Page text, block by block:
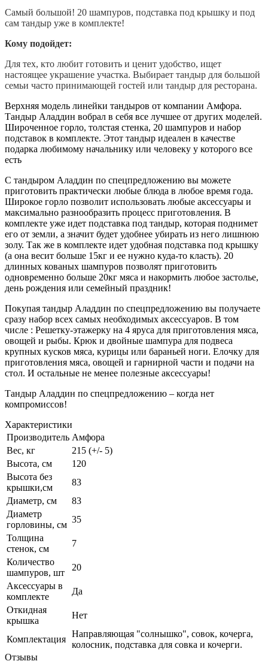
Самый большой! 20 шампуров, подставка под крышку и под
сам тандыр уже в комплекте!
Кому подойдет:
Для тех, кто любит готовить и ценит удобство, ищет
настоящее украшение участка. Выбирает тандыр для большой
семьи часто принимающей гостей или тандыр для ресторана.
Верхняя модель линейки тандыров от компании Амфора.
Тандыр Аладдин вобрал в себя все лучшее от других моделей.
Широченное горло, толстая стенка, 20 шампуров и набор
подставок в комплекте. Этот тандыр идеален в качестве
подарка любимому начальнику или человеку у которого все
есть
С тандыром Аладдин по спецпредложению вы можете
приготовить практически любые блюда в любое время года.
Широкое горло позволит использовать любые аксессуары и
максимально разнообразить процесс приготовления. В
комплекте уже идет подставка под тандыр, которая поднимет
его от земли, а значит будет удобнее убирать из него лишнюю
золу. Так же в комплекте идет удобная подставка под крышку
(а она весит больше 15кг и ее нужно куда-то класть). 20
длинных кованых шампуров позволят приготовить
одновременно больше 20кг мяса и накормить любое застолье,
день рождения или семейный праздник!
Покупая тандыр Аладдин по спецпредложению вы получаете
сразу набор всех самых необходимых аксессуаров. В том
числе : Решетку-этажерку на 4 яруса для приготовления мяса,
овощей и рыбы. Крюк и двойные шампура для подвеса
крупных кусков мяса, курицы или бараньей ноги. Елочку для
приготовления мяса, овощей и гарнирной части и подачи на
стол. И остальные не менее полезные аксессуары!
Тандыр Аладдин по спецпредложению – когда нет
компромиссов!
Характеристики
Производитель Амфора
Вес, кг
215 (+/- 5)
Высота, см
120
Высота без
крышки,см
83
Диаметр, см
83
Диаметр
горловины, см
35
Толщина
стенок, см
7
Количество
шампуров, шт
20
Аксессуары в
комплекте
Да
Откидная
крышка
Нет
Комплектация
Направляющая "солнышко", совок, кочерга,
колосник, подставка для совка и кочерги.
Отзывы